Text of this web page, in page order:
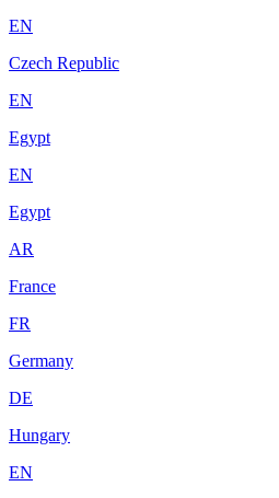
EN
Czech Republic
EN
Egypt
EN
Egypt
AR
France
FR
Germany
DE
Hungary
EN